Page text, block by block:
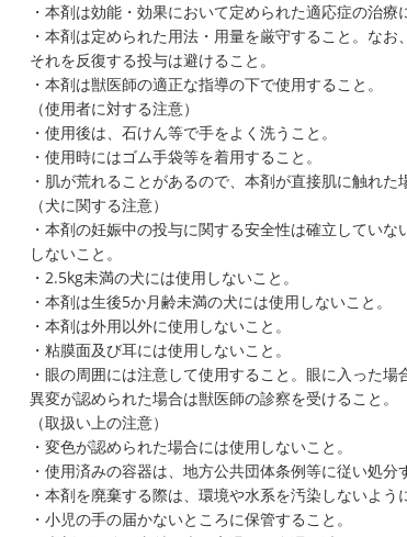
・本剤は効能・効果において定められた適応症の治療
・本剤は定められた用法・用量を厳守すること。な
それを反復する投与は避けること。
・本剤は獣医師の適正な指導の下で使用すること。
（使用者に対する注意）
・使用後は、石けん等で手をよく洗うこと。
・使用時にはゴム手袋等を着用すること。
・肌が荒れることがあるので、本剤が直接肌に触れた
（犬に関する注意）
・本剤の妊娠中の投与に関する安全性は確立してい
しないこと。
・2.5kg未満の犬には使用しないこと。
・本剤は生後5か月齢未満の犬には使用しないこと。
・本剤は外用以外に使用しないこと。
・粘膜面及び耳には使用しないこと。
・眼の周囲には注意して使用すること。眼に入った
異変が認められた場合は獣医師の診察を受けること。
（取扱い上の注意）
・変色が認められた場合には使用しないこと。
・使用済みの容器は、地方公共団体条例等に従い処分
・本剤を廃棄する際は、環境や水系を汚染しないよ
・小児の手の届かないところに保管すること。